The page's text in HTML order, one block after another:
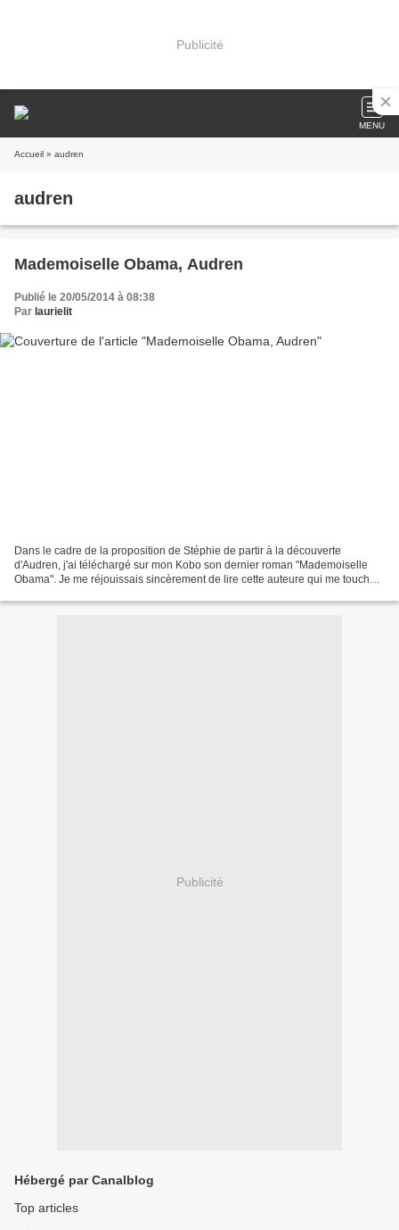
Publicité
MENU
Accueil » audren
audren
Mademoiselle Obama, Audren
Publié le 20/05/2014 à 08:38
Par laurielit
Dans le cadre de la proposition de Stéphie de partir à la découverte
d'Audren, j'ai téléchargé sur mon Kobo son dernier roman "Mademoiselle
Obama". Je me réjouissais sincèrement de lire cette auteure qui me touche
Publicité
Hébergé par Canalblog
Top articles